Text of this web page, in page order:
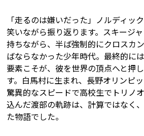
「走るのは嫌いだった」ノルディッ
笑いながら振り返ります。スキージ
持ちながら、半ば強制的にクロスカ
ばならなかった少年時代。最終的に
要素こそが、彼を世界の頂点へと押
す。白馬村に生まれ、長野オリンピ
驚異的なスピードで高校生でトリノ
込んだ渡部の軌跡は、計算ではなく
た物語でした。